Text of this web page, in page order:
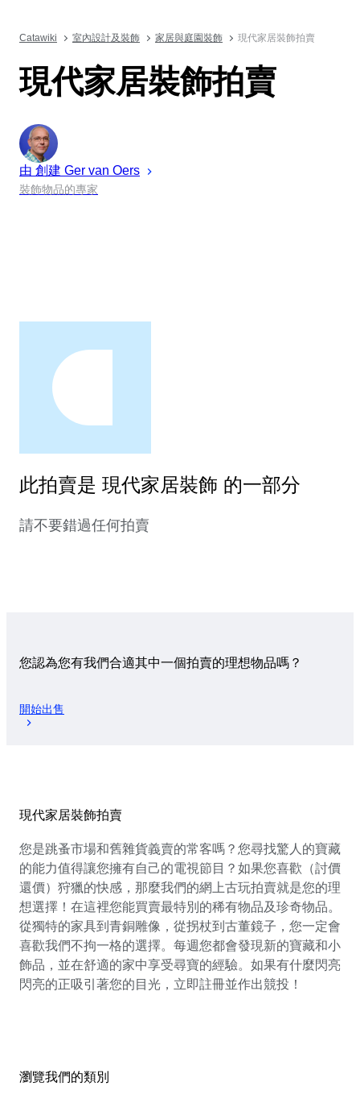
Catawiki 室內設計及裝飾 家居與庭園裝飾 現代家居裝飾拍賣
現代家居裝飾拍賣
由 創建 Ger van Oers
裝飾物品的專家
此拍賣是 現代家居裝飾 的一部分
請不要錯過任何拍賣
您認為您有我們合適其中一個拍賣的理想物品嗎？
開始出售
現代家居裝飾拍賣
您是跳蚤市場和舊雜貨義賣的常客嗎？您尋找驚人的寶藏
的能力值得讓您擁有自己的電視節目？如果您喜歡（討價
還價）狩獵的快感，那麼我們的網上古玩拍賣就是您的理
想選擇！在這裡您能買賣最特別的稀有物品及珍奇物品。
從獨特的家具到青銅雕像，從拐杖到古董鏡子，您一定會
喜歡我們不拘一格的選擇。每週您都會發現新的寶藏和小
飾品，並在舒適的家中享受尋寶的經驗。如果有什麼閃亮
閃亮的正吸引著您的目光，立即註冊並作出競投！
瀏覽我們的類別